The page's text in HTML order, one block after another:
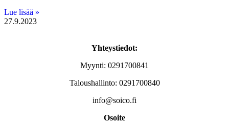
Lue lisää »
27.9.2023
Yhteystiedot:
Myynti: 0291700841
Taloushallinto: 0291700840
info@soico.fi
Osoite